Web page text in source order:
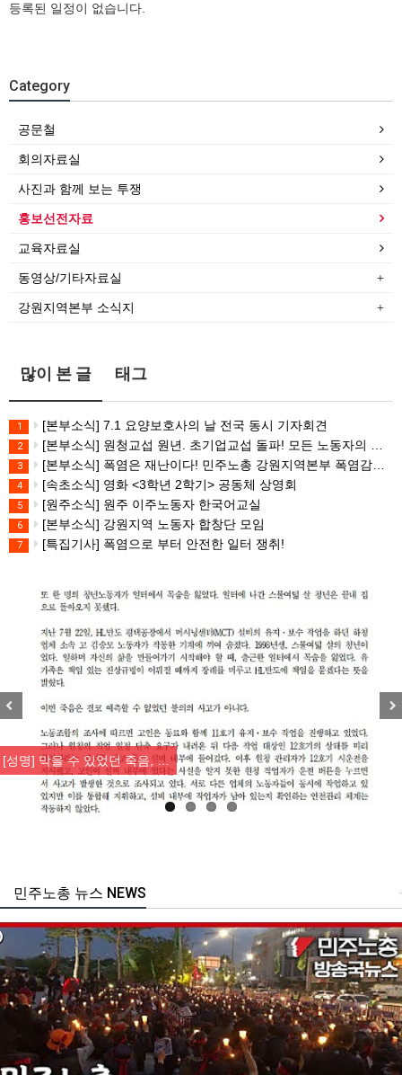
등록된 일정이 없습니다.
Category
공문철
회의자료실
사진과 함께 보는 투쟁
홍보선전자료
교육자료실
동영상/기타자료실
강원지역본부 소식지
많이 본 글 태그
1 [본부소식] 7.1 요양보호사의 날 전국 동시 기자회견
2 [본부소식] 원청교섭 원년. 초기업교섭 돌파! 모든 노동자의 노동기본권 쟁취! 민주노총 7.15 총파업대회
3 [본부소식] 폭염은 재난이다! 민주노총 강원지역본부 폭염감시단 선포 기자회견
4 [속초소식] 영화 <3학년 2학기> 공동체 상영회
5 [원주소식] 원주 이주노동자 한국어교실
6 [본부소식] 강원지역 노동자 합창단 모임
7 [특집기사] 폭염으로 부터 안전한 일터 쟁취!
[성명] 막을 수 있었던 죽음, …
주노총 뉴스 NEWS